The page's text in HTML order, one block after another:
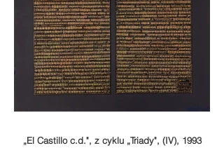
„El Castillo c.d.", z cyklu „Triady", (IV), 1993